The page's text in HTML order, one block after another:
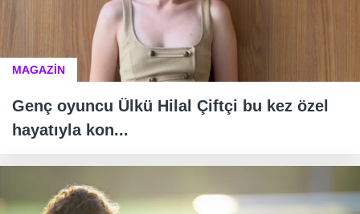
MAGAZİN
Genç oyuncu Ülkü Hilal Çiftçi bu kez özel
hayatıyla kon...